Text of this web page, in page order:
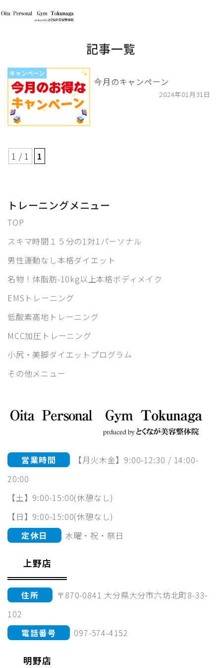
記事一覧
キャンペーン
今月のキャンペーン
2024年01月31日
1 / 1 1
トレーニングメニュー
TOP
スキマ時間１５分の1対1パーソナル
男性運動なし本格ダイエット
名物！体脂肪-10kg以上本格ボディメイク
EMSトレーニング
低酸素高地トレーニング
MCC加圧トレーニング
小尻・美脚ダイエットプログラム
その他メニュー
営業時間
【月火木金】9:00-12:30 / 14:00-
20:00
【土】9:00-15:00(休憩なし)
【日】9:00-15:00(休憩なし)
定休日
水曜・祝・祭日
上野店
住所
〒870-0841 大分県大分市六坊北町8-33-
102
電話番号
097-574-4152
明野店